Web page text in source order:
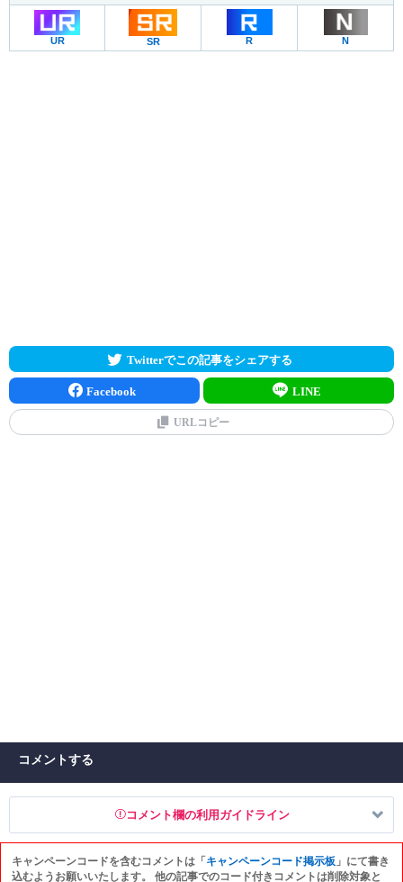
UR SR R N
Twitterでこの記事をシェアする
Facebook LINE
URLコピー
コメントする
コメント欄の利用ガイドライン
以下の書き込みを禁止とし、場合によってはコメント削除や書き込み制
キャンペーンコードを含むコメントは「キャンペーンコード掲示板 」にて書き
込むようお願いいたします。 他の記事でのコード付きコメントは削除対象と